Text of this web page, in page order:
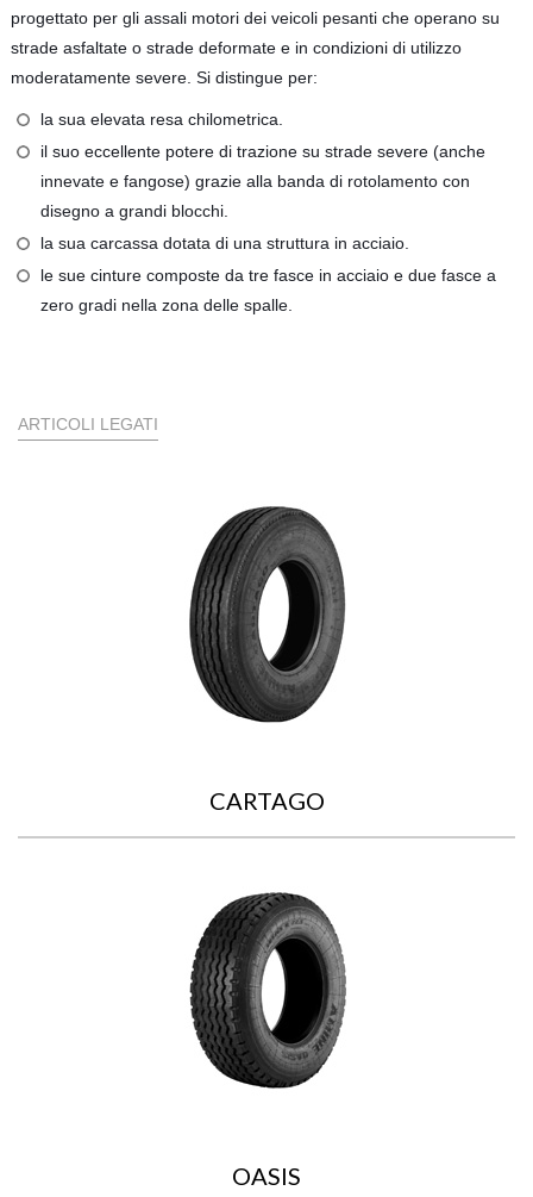
progettato per gli assali motori dei veicoli pesanti che operano su
strade asfaltate o strade deformate e in condizioni di utilizzo
moderatamente severe. Si distingue per:
la sua elevata resa chilometrica.
il suo eccellente potere di trazione su strade severe (anche
innevate e fangose) grazie alla banda di rotolamento con
disegno a grandi blocchi.
la sua carcassa dotata di una struttura in acciaio.
le sue cinture composte da tre fasce in acciaio e due fasce a
zero gradi nella zona delle spalle.
ARTICOLI LEGATI
CARTAGO
OASIS